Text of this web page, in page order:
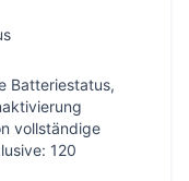
Batteriestatus,
vollständige
120